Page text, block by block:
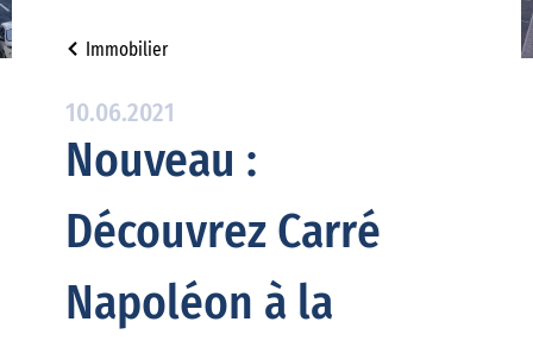
Immobilier
10.06.2021
Nouveau :
Découvrez Carré
Napoléon à la